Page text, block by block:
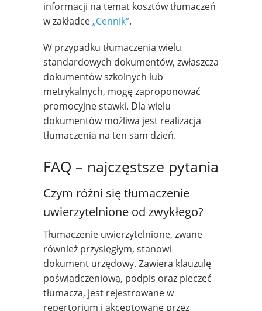
informacji na temat kosztów tłumaczeń
w zakładce„Cennik”.
W przypadku tłumaczenia wielu
standardowych dokumentów, zwłaszcza
dokumentów szkolnych lub
metrykalnych, mogę zaproponować
promocyjne stawki. Dla wielu
dokumentów możliwa jest realizacja
tłumaczenia na ten sam dzień.
FAQ – najczęstsze pytania
Czym różni się tłumaczenie
uwierzytelnione od zwykłego?
Tłumaczenie uwierzytelnione, zwane
również przysięgłym, stanowi
dokument urzędowy. Zawiera klauzulę
poświadczeniową, podpis oraz pieczęć
tłumacza, jest rejestrowane w
repertorium i akceptowane przez